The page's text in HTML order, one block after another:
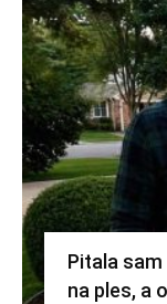
Pitala
na ples, a